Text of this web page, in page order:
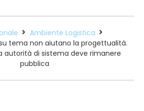
Ambiente Logistica
tema non aiutano la progettualità.
autorità di sistema deve rimanere
pubblica